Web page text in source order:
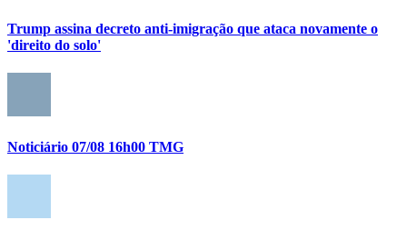
Trump assina decreto anti-imigração que ataca novamente o
'direito do solo'
Noticiário 07/08 16h00 TMG